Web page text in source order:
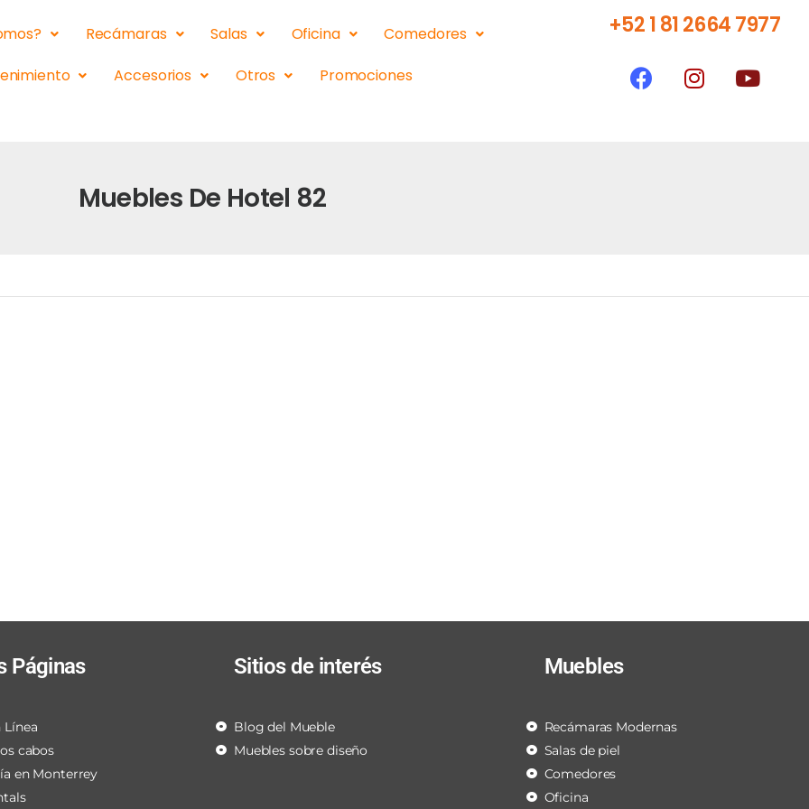
Recámaras Salas Oficina
Comedores
Accesorios Otros Promociones
+52 1 81 2664 7977
Muebles De Hotel 82
Páginas
Línea
cabos
en Monterrey
Sitios de interés
Blog del Mueble
Muebles sobre diseño
Muebles
Recámaras Modernas
Salas de piel
Comedores
Oficina